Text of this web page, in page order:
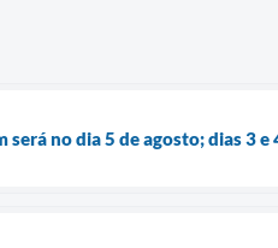
no dia 5 de agosto; dias 3